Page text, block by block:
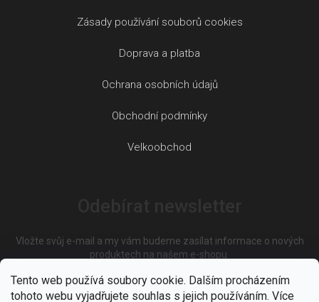
Tento web používá soubory cookie. Dalším procházením
tohoto webu vyjadřujete souhlas s jejich používáním. Více
Zásady používání souborů cookies
Doprava a platba
Ochrana osobních údajů
Obchodní podmínky
Velkoobchod
Vložte svůj e-mail a my vám budeme zasílat informace o nových
produktech na našem e-shopu.